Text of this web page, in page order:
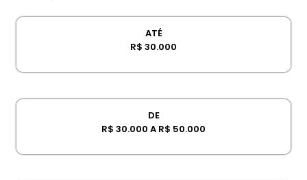
ATÉ
R$ 30.000
DE
R$ 30.000 A R$ 50.000